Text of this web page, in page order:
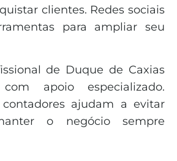
clientes. Redes sociais
para ampliar seu
de Duque de Caxias
apoio especializado.
ajudam a evitar
o negócio sempre